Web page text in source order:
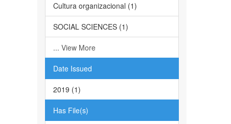
Cultura organizacional (1)
SOCIAL SCIENCES (1)
... View More
Date Issued
2019 (1)
Has File(s)